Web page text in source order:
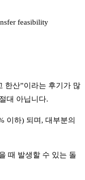
feasibility
한산”이라는 후기가 많
대 아닙니다.
이하) 되며, 대부분의
때 발생할 수 있는 돌